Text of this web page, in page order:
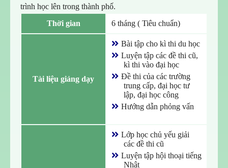
trình học lên trong thành phố.
Thời gian
6 tháng ( Tiêu chuẩn)
Tài liệu giảng dạy
Bài tập cho kì thi du học
Luyện tập các đề thi cũ,
kì thi vào đại học
Đề thi của các trường
trung cấp, đại học tư
lập, đại học công
Hướng dẫn phỏng vấn
Lớp học chủ yếu giải
các đề thi cũ
Luyện tập hội thoại tiếng
Nhật